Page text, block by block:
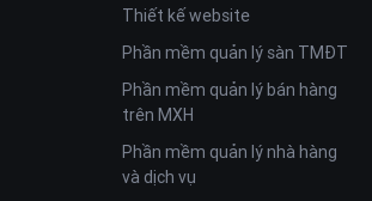
Thiết kế website
Phần mềm quản lý sàn TMĐT
Phần mềm quản lý bán hàng
trên MXH
Phần mềm quản lý nhà hàng
và dịch vụ